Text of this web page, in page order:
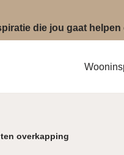
die jou gaat
overkapping